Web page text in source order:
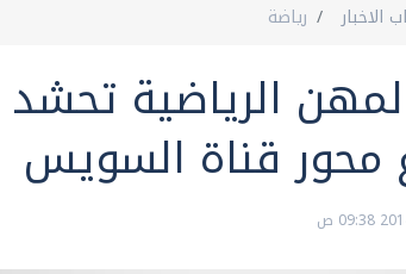
الاخبار رياضة
الرياضية تحشد
قناة السويس